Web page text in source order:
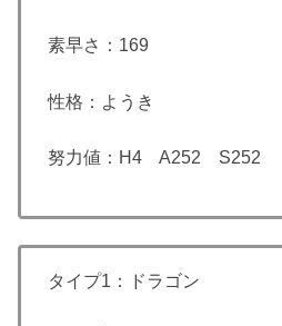
素早さ：169
性格：ようき
努力値：H4 A252 S252
タイプ1：ドラゴン